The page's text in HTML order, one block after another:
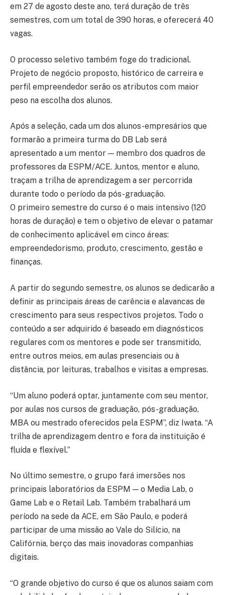
em 27 de agosto deste ano, terá duração de três
semestres, com um total de 390 horas, e oferecerá 40
vagas.
O processo seletivo também foge do tradicional.
Projeto de negócio proposto, histórico de carreira e
perfil empreendedor serão os atributos com maior
peso na escolha dos alunos.
Após a seleção, cada um dos alunos-empresários que
formarão a primeira turma do DB Lab será
apresentado a um mentor — membro dos quadros de
professores da ESPM/ACE. Juntos, mentor e aluno,
traçam a trilha de aprendizagem a ser percorrida
durante todo o período da pós-graduação.
O primeiro semestre do curso é o mais intensivo (120
horas de duração) e tem o objetivo de elevar o patamar
de conhecimento aplicável em cinco áreas:
empreendedorismo, produto, crescimento, gestão e
finanças.
A partir do segundo semestre, os alunos se dedicarão a
definir as principais áreas de carência e alavancas de
crescimento para seus respectivos projetos. Todo o
conteúdo a ser adquirido é baseado em diagnósticos
regulares com os mentores e pode ser transmitido,
entre outros meios, em aulas presenciais ou à
distância, por leituras, trabalhos e visitas a empresas.
“Um aluno poderá optar, juntamente com seu mentor,
por aulas nos cursos de graduação, pós-graduação,
MBA ou mestrado oferecidos pela ESPM”, diz Iwata. “A
trilha de aprendizagem dentro e fora da instituição é
fluída e flexível.”
No último semestre, o grupo fará imersões nos
principais laboratórios da ESPM — o Media Lab, o
Game Lab e o Retail Lab. Também trabalhará um
período na sede da ACE, em São Paulo, e poderá
participar de uma missão ao Vale do Silício, na
Califórnia, berço das mais inovadoras companhias
digitais.
“O grande objetivo do curso é que os alunos saiam com